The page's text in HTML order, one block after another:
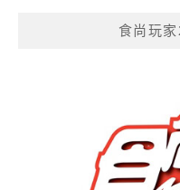
食尚玩